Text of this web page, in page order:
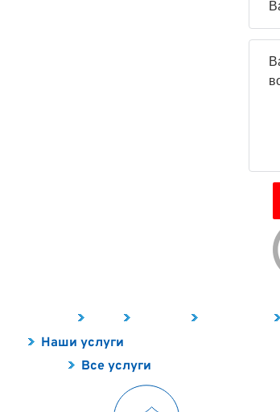
Наши услуги Цены Контакты О компании
Наши услуги
Все услуги